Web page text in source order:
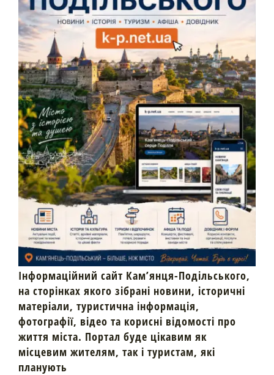
Інформаційний сайт Кам’янця-Подільського,
на сторінках якого зібрані новини, історичні
матеріали, туристична інформація,
фотографії, відео та корисні відомості про
життя міста. Портал буде цікавим як
місцевим жителям, так і туристам, які
планують